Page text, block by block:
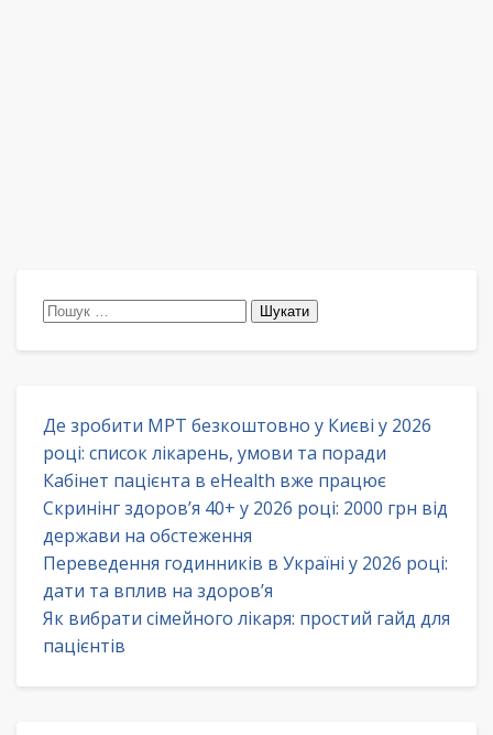
Пошук:
Де зробити МРТ безкоштовно у Києві у 2026
році: список лікарень, умови та поради
Кабінет пацієнта в eHealth вже працює
Скринінг здоров’я 40+ у 2026 році: 2000 грн від
держави на обстеження
Переведення годинників в Україні у 2026 році:
дати та вплив на здоров’я
Як вибрати сімейного лікаря: простий гайд для
пацієнтів